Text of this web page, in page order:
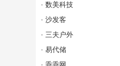
· 数美科技
· 沙发客
· 三夫户外
· 易代储